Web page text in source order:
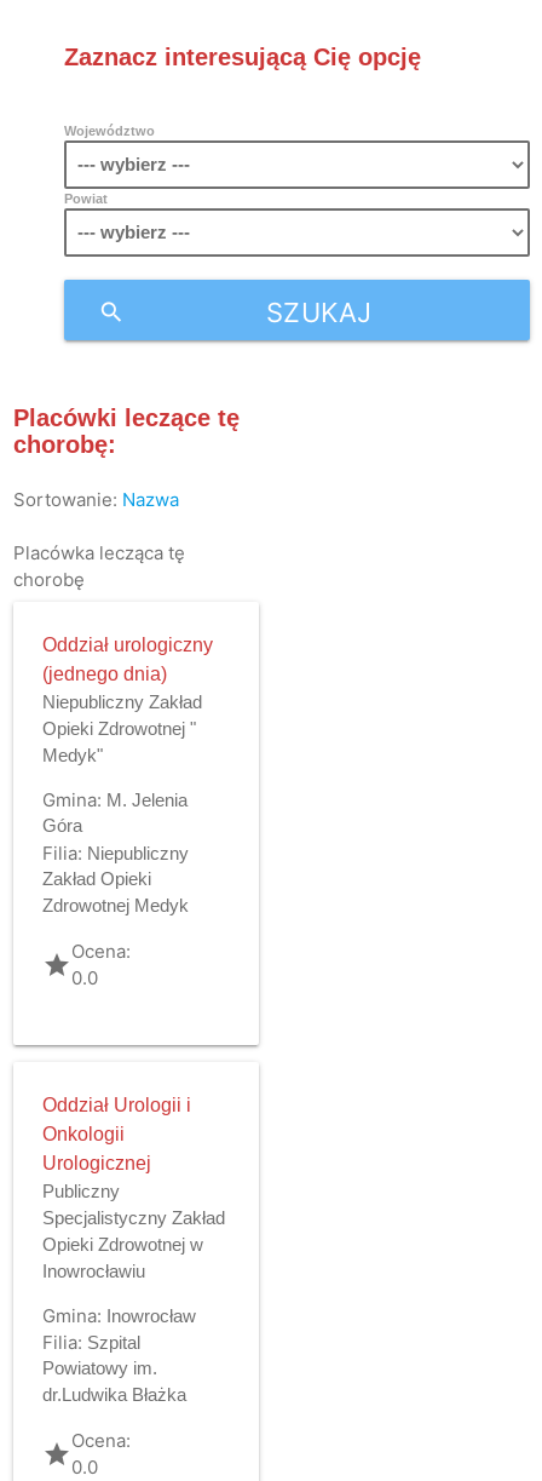
Zaznacz interesującą Cię opcję
Województwo
Powiat
SZUKAJ
search
Placówki leczące tę
chorobę:
Sortowanie: Nazwa
Placówka lecząca tę
chorobę
Oddział urologiczny
(jednego dnia)
Niepubliczny Zakład
Opieki Zdrowotnej "
Medyk"
Gmina: M. Jelenia
Góra
Filia: Niepubliczny
Zakład Opieki
Zdrowotnej Medyk
gradeOcena:
0.0
Oddział Urologii i
Onkologii
Urologicznej
Publiczny
Specjalistyczny Zakład
Opieki Zdrowotnej w
Inowrocławiu
Gmina: Inowrocław
Filia: Szpital
Powiatowy im.
dr.Ludwika Błażka
gradeOcena:
0.0